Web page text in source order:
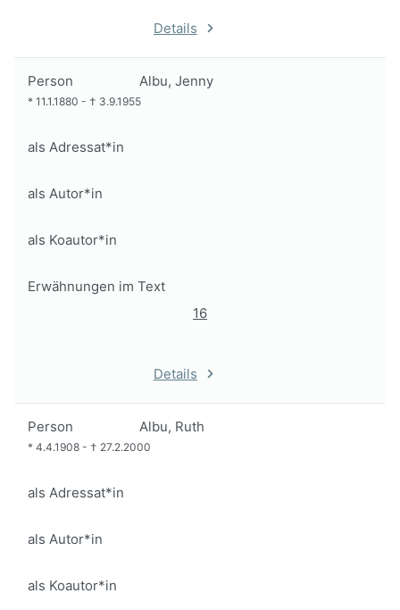
Details
Person Albu, Jenny
* 11.1.1880 - † 3.9.1955
als Adressat*in
als Autor*in
als Koautor*in
Erwähnungen im Text
16
Details
Person Albu, Ruth
* 4.4.1908 - † 27.2.2000
als Adressat*in
als Autor*in
als Koautor*in